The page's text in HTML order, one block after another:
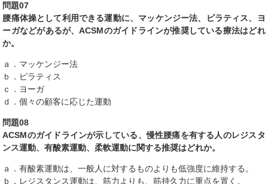
問題07
腰痛体操として利用できる運動に、マッケンジー法、ピラティス、ヨ
ーガなどがあるが、ACSMのガイドラインが推奨している療法はどれ
か。
ａ．マッケンジー法
ｂ．ピラティス
ｃ．ヨーガ
ｄ．個々の顧客に応じた運動
問題08
ACSMのガイドラインが示している、慢性腰痛を有する人のレジスタ
ンス運動、有酸素運動、柔軟運動に関する推奨はどれか。
ａ．有酸素運動は、一般人に対するものよりも低強度に維持する。
ｂ．レジスタンス運動は、筋力よりも、筋持久力に重点を置く。